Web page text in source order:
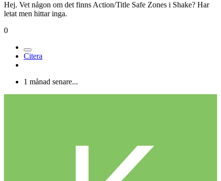
Hej. Vet någon om det finns Action/Title Safe Zones i Shake? Har
letat men hittar inga.
0
Citera
1 månad senare...